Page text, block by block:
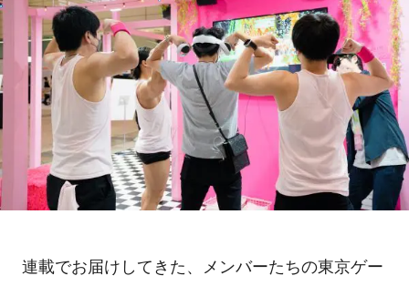
連載でお届けしてきた、メンバーたちの東京ゲー